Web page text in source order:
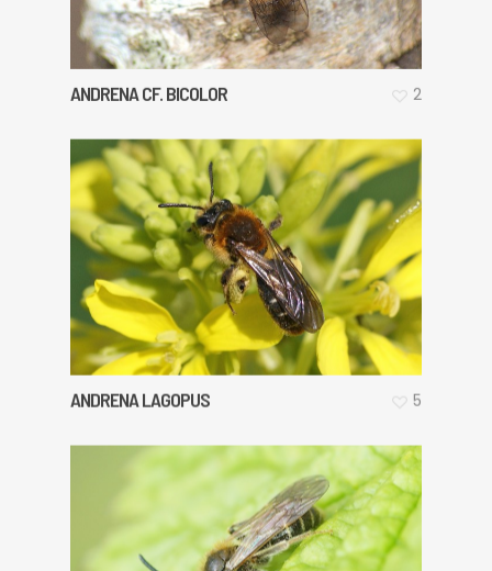
ANDRENA CF. BICOLOR 2
ANDRENA LAGOPUS 5